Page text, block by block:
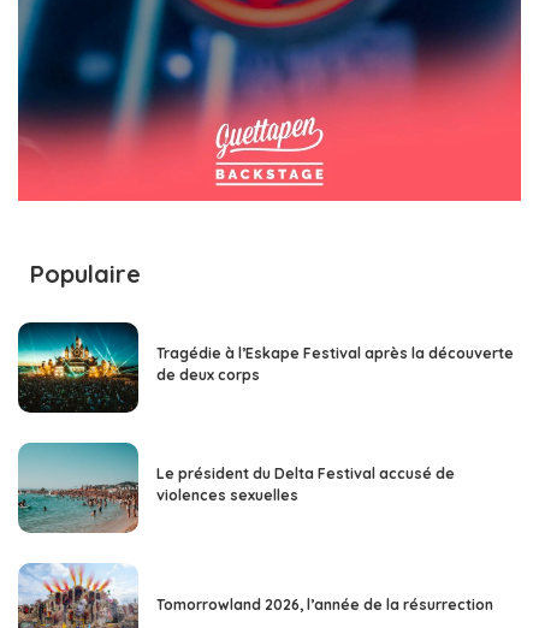
Populaire
Tragédie à l’Eskape Festival après la découverte
de deux corps
Le président du Delta Festival accusé de
violences sexuelles
Tomorrowland 2026, l’année de la résurrection